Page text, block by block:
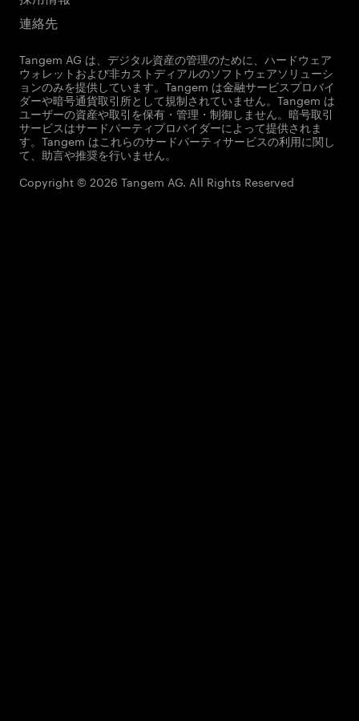
連絡先
Tangem AG は、デジタル資産の管理のために、ハードウェア
ウォレットおよび非カストディアルのソフトウェアソリューシ
ョンのみを提供しています。Tangem は金融サービスプロバイ
ダーや暗号通貨取引所として規制されていません。Tangem は
ユーザーの資産や取引を保有・管理・制御しません。暗号取引
サービスはサードパーティプロバイダーによって提供されま
す。Tangem はこれらのサードパーティサービスの利用に関し
て、助言や推奨を行いません。